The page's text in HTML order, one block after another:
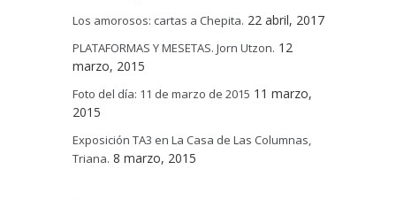
Los amorosos: cartas a Chepita. 22 abril, 2017
PLATAFORMAS Y MESETAS. Jorn Utzon. 12
marzo, 2015
Foto del día: 11 de marzo de 2015 11 marzo,
2015
Exposición TA3 en La Casa de Las Columnas,
Triana. 8 marzo, 2015